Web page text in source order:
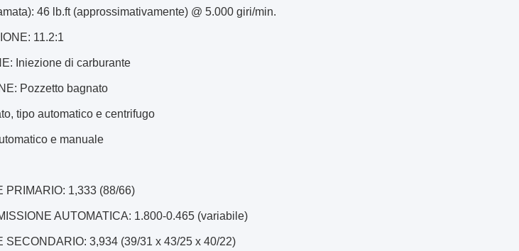
46 lb.ft (approssimativamente) @ 5.000 giri/min.
11.2:1
Iniezione di carburante
Pozzetto bagnato
tipo automatico e centrifugo
e manuale
PRIMARIO: 1,333 (88/66)
AUTOMATICA: 1.800-0.465 (variabile)
SECONDARIO: 3,934 (39/31 x 43/25 x 40/22)